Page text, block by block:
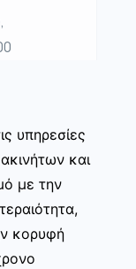
υπηρεσίες
και
με την
κορυφή